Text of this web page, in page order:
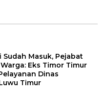
Sudah Masuk, Pejabat
Eks Timor Timur
Dinas
Timur